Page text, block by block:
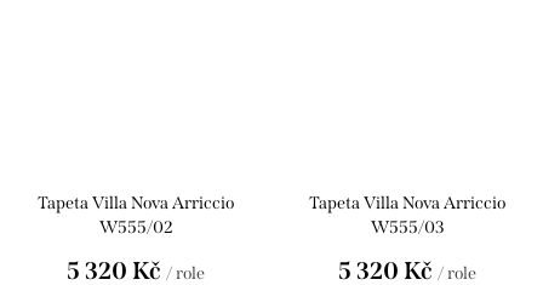
Tapeta Villa Nova Arriccio
W555/02
5 320 Kč / role
Tapeta Villa Nova Arriccio
W555/03
5 320 Kč / role